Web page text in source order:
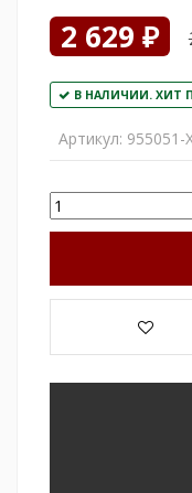
2 629 ₽
В НАЛИЧИИ. ХИТ
Артикул: 955051-